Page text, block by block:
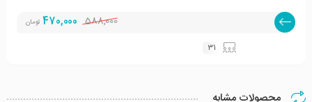
588,000
470,000 تومان
31
محصولات مشابه